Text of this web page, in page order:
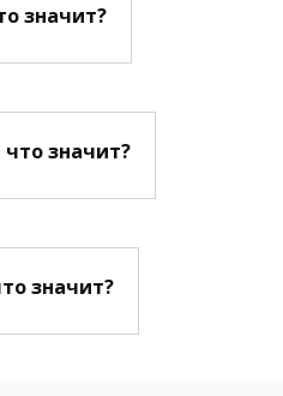
значит?
значит?
значит?